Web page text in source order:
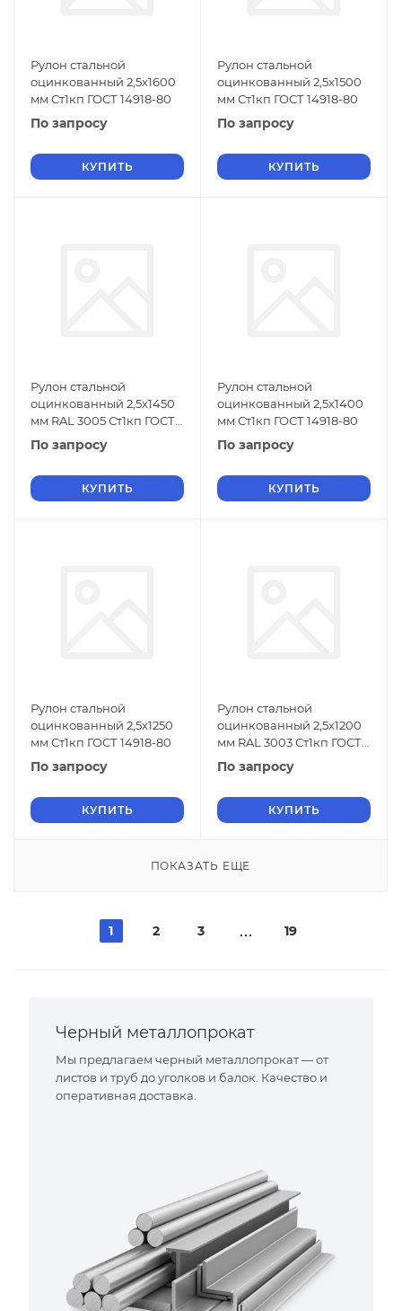
Рулон стальной
оцинкованный 2,5х1600
мм Ст1кп ГОСТ 14918-80
По запросу
КУПИТЬ
Рулон стальной
оцинкованный 2,5х1500
мм Ст1кп ГОСТ 14918-80
По запросу
КУПИТЬ
Рулон стальной
оцинкованный 2,5х1450
мм RAL 3005 Ст1кп ГОСТ
14918-80
По запросу
КУПИТЬ
Рулон стальной
оцинкованный 2,5х1400
мм Ст1кп ГОСТ 14918-80
По запросу
КУПИТЬ
Рулон стальной
оцинкованный 2,5х1250
мм Ст1кп ГОСТ 14918-80
По запросу
КУПИТЬ
Рулон стальной
оцинкованный 2,5х1200
мм RAL 3003 Ст1кп ГОСТ
14918-80
По запросу
КУПИТЬ
ПОКАЗАТЬ ЕЩЕ
1 2 3 19
Черный металлопрокат
Мы предлагаем черный металлопрокат — от
листов и труб до уголков и балок. Качество и
оперативная доставка.